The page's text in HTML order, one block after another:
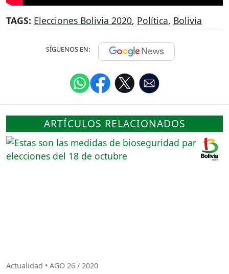
TAGS: Elecciones Bolivia 2020, Política, Bolivia
SÍGUENOS EN:
ARTÍCULOS RELACIONADOS
Actualidad • AGO 26 / 2020